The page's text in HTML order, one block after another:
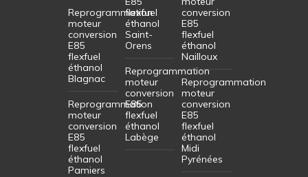
Reprogrammation
moteur
conversion
E85
flexfuel
éthanol
Blagnac
Reprogrammation
moteur
conversion
E85
flexfuel
éthanol
Pamiers
flexfuel
éthanol
Saint-
Orens
Reprogrammation
moteur
conversion
E85
flexfuel
éthanol
Labège
conversion
E85
flexfuel
éthanol
Nailloux
Reprogrammation
moteur
conversion
E85
flexfuel
éthanol
Midi
Pyrénées